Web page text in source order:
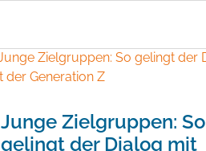
Junge Zielgruppen: So
gelingt der Dialog mit